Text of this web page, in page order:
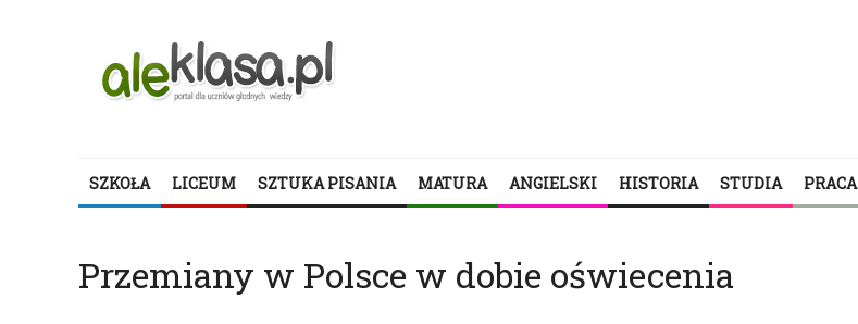
SZKOŁA LICEUM SZTUKA PISANIA MATURA ANGIELSKI HISTORIA STUDIA PRACA
Przemiany w Polsce w dobie oświecenia